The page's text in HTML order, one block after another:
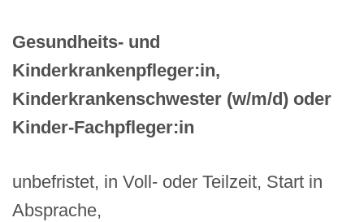
Gesundheits- und
Kinderkrankenpfleger:in,
Kinderkrankenschwester (w/m/d) oder
Kinder-Fachpfleger:in
unbefristet, in Voll- oder Teilzeit, Start in
Absprache,